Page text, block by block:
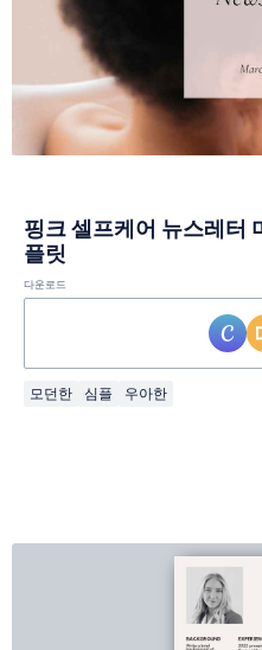
핑크 셀프케어 뉴스레터
플릿
다운로드
모던한 심플 우아한